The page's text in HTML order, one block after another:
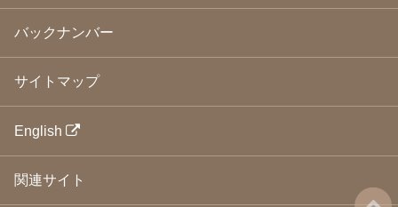
2008年5月(21)
2008年4月(22)
2008年1月 (23)
2007年12月(26)
2007年11月
2007年10月
2007年9月(23)
2007年8月
バックナンバー
サイトマップ
English
関連サイト